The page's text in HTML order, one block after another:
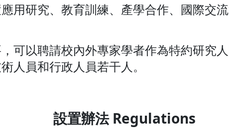
用研究、教育訓練、產學合作、國際交
可以聘請校內外專家學者作為特約研究
人員和行政人員若干人。
設置辦法 Regulations